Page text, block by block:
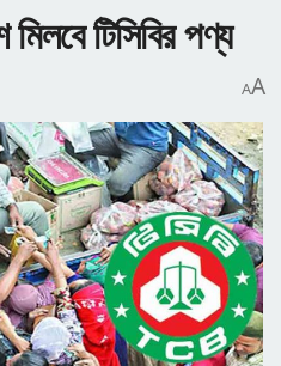
টিসিবির পণ্য
AA